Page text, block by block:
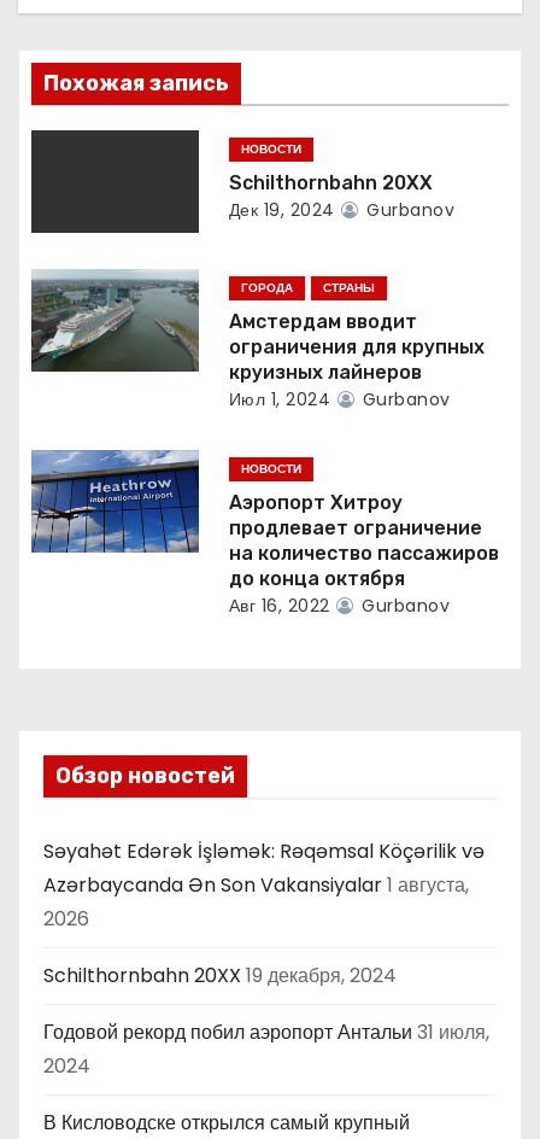
з
с
я
Похожая запись
НОВОСТИ
Schilthornbahn 20XX
Дек 19, 2024 Gurbanov
ГОРОДА СТРАНЫ
Амстердам вводит
ограничения для крупных
круизных лайнеров
Июл 1, 2024 Gurbanov
НОВОСТИ
Аэропорт Хитроу
продлевает ограничение
на количество пассажиров
до конца октября
Авг 16, 2022 Gurbanov
Обзор новостей
Səyahət Edərək İşləmək: Rəqəmsal Köçərilik və
Azərbaycanda Ən Son Vakansiyalar1 августа,
2026
Schilthornbahn 20XX 19 декабря, 2024
Годовой рекорд побил аэропорт Антальи 31 июля,
2024
В Кисловодске открылся самый крупный